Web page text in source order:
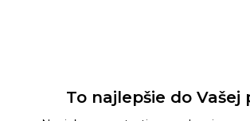
To najlepšie do Vašej